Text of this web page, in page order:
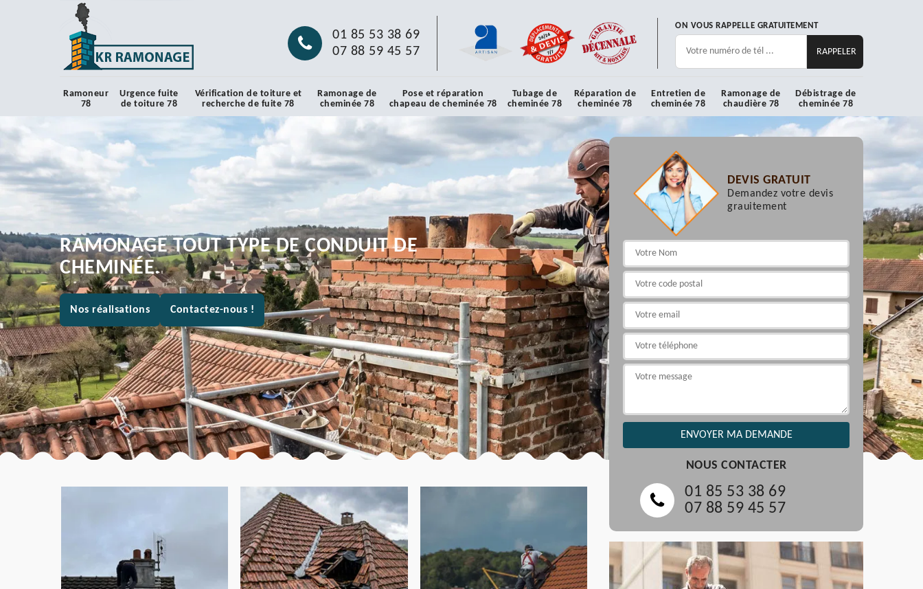
01 85 53 38 69
07 88 59 45 57
ON VOUS RAPPELLE GRATUITEMENT
Ramoneur
78
Urgence fuite
de toiture 78
Vérification de toiture et
recherche de fuite 78
Ramonage de
cheminée 78
Pose et réparation
chapeau de cheminée 78
Tubage de
cheminée 78
Réparation de
cheminée 78
Entretien de
cheminée 78
Ramonage de
chaudière 78
Débistrage de
cheminée 78
RAMONAGE TOUT TYPE DE CONDUIT DE
CHEMINÉE.
Nos réalisations Contactez-nous !
DEVIS GRATUIT
Demandez votre devis
grauitement
NOUS CONTACTER
01 85 53 38 69
07 88 59 45 57